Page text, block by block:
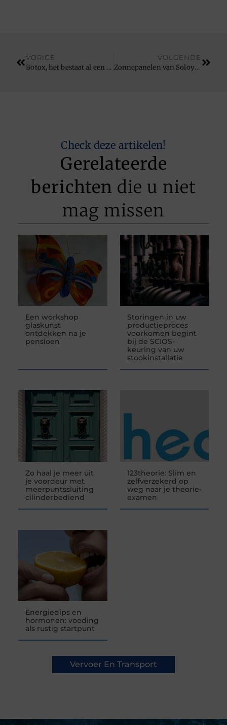
VORIGE
Botox, het bestaat al een tijdje.
VOLGENDE
Zonnepanelen van Soloya levert veel op!
Check deze artikelen!
Gerelateerde
berichten die u niet
mag missen
Een workshop
glaskunst
ontdekken na je
pensioen
Storingen in uw
productieproces
voorkomen begint
bij de SCIOS-
keuring van uw
stookinstallatie
Zo haal je meer uit
je voordeur met
meerpuntssluiting
cilinderbediend
123theorie: Slim en
zelfverzekerd op
weg naar je theorie-
examen
Energiedips en
hormonen: voeding
als rustig startpunt
Vervoer En Transport